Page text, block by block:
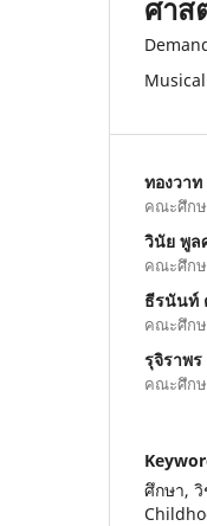
ศาส
ทองวา
คณะศึกษ
วินัย พูล
คณะศึกษ
ธีรนันท์
คณะศึกษ
รุจิราพ
คณะศึกษ
ศึกษา,